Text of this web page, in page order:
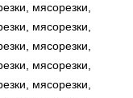
мясорезки,
мясорезки,
мясорезки,
мясорезки,
мясорезки,